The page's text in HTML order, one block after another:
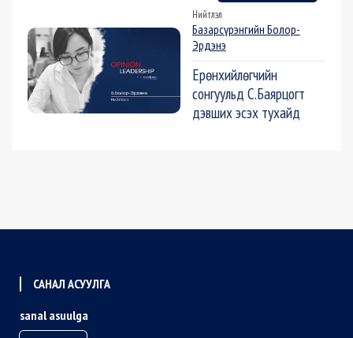
Нийтлэл
Базарсүрэнгийн Болор-
Эрдэнэ
Ерөнхийлөгчийн
сонгуульд С.Баярцогт
дэвших эсэх тухайд
САНАЛ АСУУЛГА
sanal asuulga